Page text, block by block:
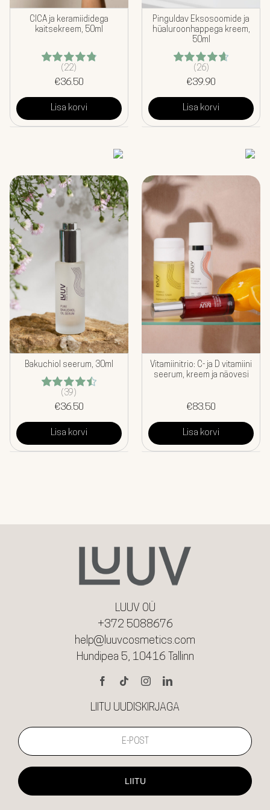
CICA ja keramiididega
kaitsekreem, 50ml
Hinnanguga
4.86/ 5
€36.50
(22)
Lisa korvi
Pinguldav Eksosoomide ja
hüaluroonhappega kreem,
50ml
Hinnanguga
4.73/ 5
€39.90
(26)
Lisa korvi
Bakuchiol seerum, 30ml
Hinnanguga
4.56/ 5
€36.50
(39)
Lisa korvi
Vitamiinitrio: C- ja D vitamiini
seerum, kreem ja näovesi
€83.50
Lisa korvi
LUUV OÜ
+372 5088676
help@luuvcosmetics.com
Hundipea 5, 10416 Tallinn
LIITU UUDISKIRJAGA
LIITU